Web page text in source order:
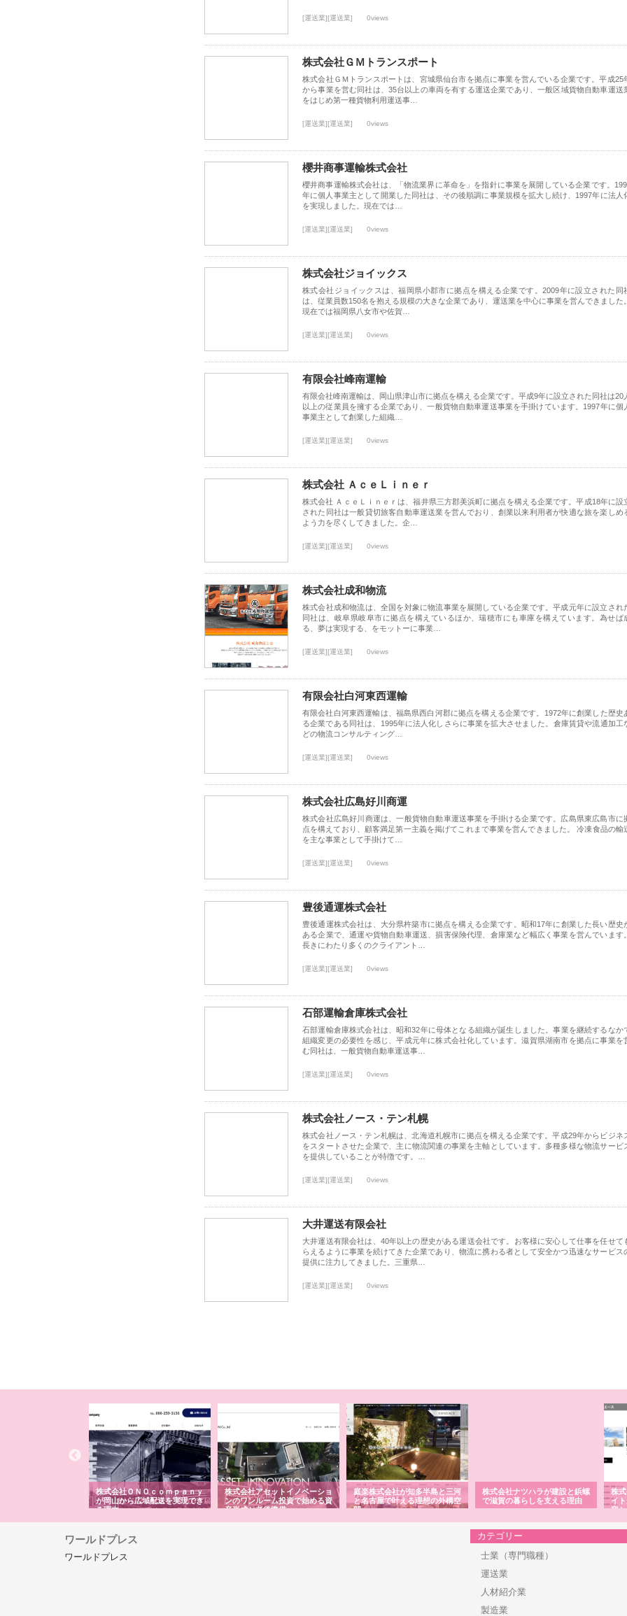
[運送業][運送業] 0views
株式会社ＧＭトランスポート
株式会社ＧＭトランスポートは、宮城県仙台市を拠点に事業を営んでいる企業です。平成25
から事業を営む同社は、35台以上の車両を有する運送企業であり、一般区域貨物自動車運送
をはじめ第一種貨物利用運送事…
[運送業][運送業] 0views
櫻井商事運輸株式会社
櫻井商事運輸株式会社は、「物流業界に革命を」を指針に事業を展開している企業です。
年に個人事業主として開業した同社は、その後順調に事業規模を拡大し続け、1997年に法人
を実現しました。現在では…
[運送業][運送業] 0views
株式会社ジョイックス
株式会社ジョイックスは、福岡県小郡市に拠点を構える企業です。2009年に設立された同
は、従業員数150名を抱える規模の大きな企業であり、運送業を中心に事業を営んできました。
現在では福岡県八女市や佐賀…
[運送業][運送業] 0views
有限会社峰南運輸
有限会社峰南運輸は、岡山県津山市に拠点を構える企業です。平成9年に設立された同社は20
以上の従業員を擁する企業であり、一般貨物自動車運送事業を手掛けています。1997年に個
事業主として創業した組織…
[運送業][運送業] 0views
株式会社 ＡｃｅＬｉｎｅｒ
株式会社 ＡｃｅＬｉｎｅｒは、福井県三方郡美浜町に拠点を構える企業です。平成18年に設
された同社は一般貸切旅客自動車運送業を営んでおり、創業以来利用者が快適な旅を楽しめ
よう力を尽くしてきました。企…
[運送業][運送業] 0views
株式会社成和物流
株式会社成和物流は、全国を対象に物流事業を展開している企業です。平成元年に設立され
同社は、岐阜県岐阜市に拠点を構えているほか、瑞穂市にも車庫を構えています。為せば
る、夢は実現する、をモットーに事業…
[運送業][運送業] 0views
有限会社白河東西運輸
有限会社白河東西運輸は、福島県西白河郡に拠点を構える企業です。1972年に創業した歴史
る企業である同社は、1995年に法人化しさらに事業を拡大させました。倉庫賃貸や流通加工
どの物流コンサルティング…
[運送業][運送業] 0views
株式会社広島好川商運
株式会社広島好川商運は、一般貨物自動車運送事業を手掛ける企業です。広島県東広島市に
点を構えており、顧客満足第一主義を掲げてこれまで事業を営んできました。 冷凍食品の輸
を主な事業として手掛けて…
[運送業][運送業] 0views
豊後通運株式会社
豊後通運株式会社は、大分県杵築市に拠点を構える企業です。昭和17年に創業した長い歴史
ある企業で、通運や貨物自動車運送、損害保険代理、倉庫業など幅広く事業を営んでいます。
長きにわたり多くのクライアント…
[運送業][運送業] 0views
石部運輸倉庫株式会社
石部運輸倉庫株式会社は、昭和32年に母体となる組織が誕生しました。事業を継続するなか
組織変更の必要性を感じ、平成元年に株式会社化しています。滋賀県湖南市を拠点に事業を
む同社は、一般貨物自動車運送事…
[運送業][運送業] 0views
株式会社ノース・テン札幌
株式会社ノース・テン札幌は、北海道札幌市に拠点を構える企業です。平成29年からビジネ
をスタートさせた企業で、主に物流関連の事業を主軸としています。多種多様な物流サービ
を提供していることが特徴です。…
[運送業][運送業] 0views
大井運送有限会社
大井運送有限会社は、40年以上の歴史がある運送会社です。お客様に安心して仕事を任せて
らえるように事業を続けてきた企業であり、物流に携わる者として安全かつ迅速なサービス
提供に注力してきました。三重県…
[運送業][運送業] 0views
株式会社ＯＮＯｃｏｍｐａｎｙ
が岡山から広域配送を実現でき
る理由
株式会社アセットイノベーショ
ンのワンルーム投資で始める資
産形成と老後準備
庭楽株式会社が知多半島と三河
と名古屋で叶える理想の外構空
間
株式会社ナツハラが建設と鋲螺
で滋賀の暮らしを支える理由
株
イ
容
ワールドプレス
ワールドプレス
カテゴリー
士業（専門職種）
運送業
人材紹介業
製造業